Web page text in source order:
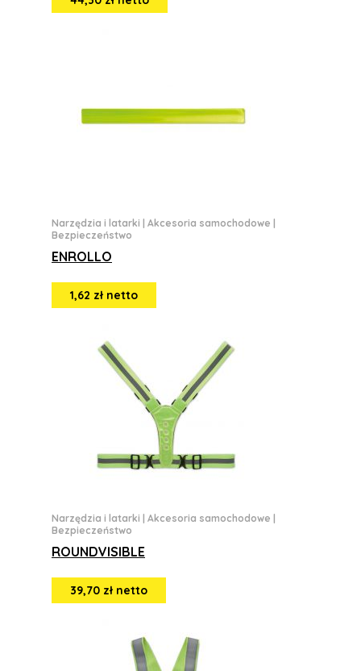
Narzędzia i latarki Akcesoria samochodowe
Bezpieczeństwo
ENROLLO
1,62 zł netto
Narzędzia i latarki Akcesoria samochodowe
Bezpieczeństwo
ROUNDVISIBLE
39,70 zł netto